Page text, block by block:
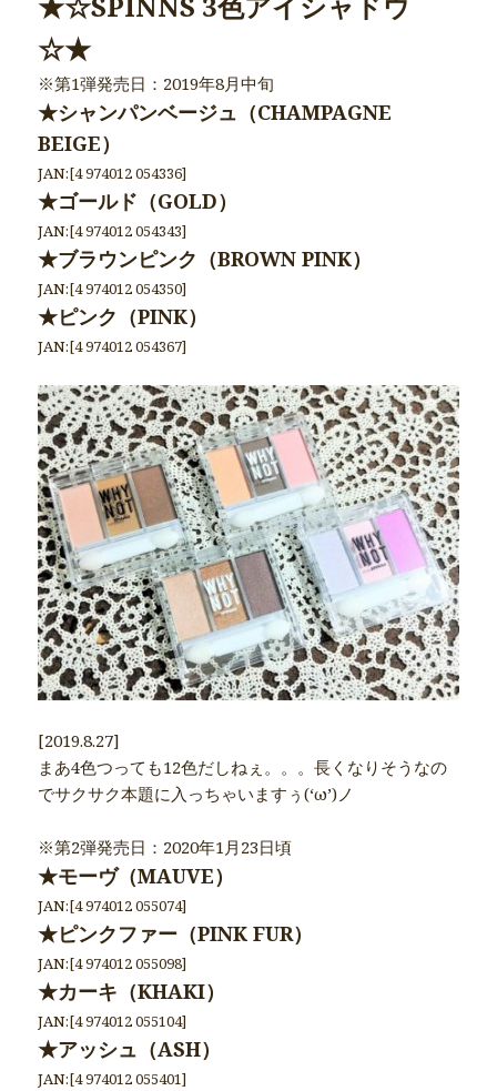
☆★
※第1弾発売日：2019年8月中旬
★シャンパンベージュ（CHAMPAGNE
BEIGE）
JAN:[4 974012 054336]
★ゴールド（GOLD）
JAN:[4 974012 054343]
★ブラウンピンク（BROWN PINK）
JAN:[4 974012 054350]
★ピンク（PINK）
JAN:[4 974012 054367]
[2019.8.27]
まあ4色つっても12色だしねぇ。。。長くなりそうなの
でサクサク本題に入っちゃいますぅ(‘ω’)ノ
※第2弾発売日：2020年1月23日頃
★モーヴ（MAUVE）
JAN:[4 974012 055074]
★ピンクファー（PINK FUR）
JAN:[4 974012 055098]
★カーキ（KHAKI）
JAN:[4 974012 055104]
★アッシュ（ASH）
JAN:[4 974012 055401]